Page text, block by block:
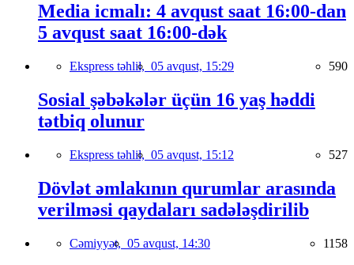
Media icmalı: 4 avqust saat 16:00-dan
5 avqust saat 16:00-dək
Ekspress təhlil, 05 avqust, 15:29 590
Sosial şəbəkələr üçün 16 yaş həddi
tətbiq olunur
Ekspress təhlil, 05 avqust, 15:12 527
Dövlət əmlakının qurumlar arasında
verilməsi qaydaları sadələşdirilib
Cəmiyyət, 05 avqust, 14:30 1158